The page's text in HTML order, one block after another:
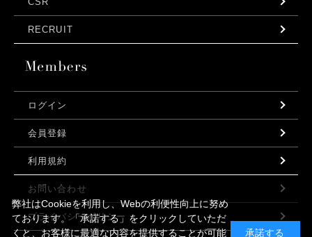
RECRUIT
ログイン
会員登録
利用規約
お問い合わせ
プライバシーポリシー
弊社はCookieを利用し、Webの利便性向上に努め
ております。「承諾する」をクリックしていただ
くと、お客様に最適な内容を提供することが可能
承諾する